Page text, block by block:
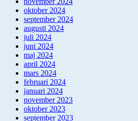
oktober 2024
september 2024
augusti 2024
juli 2024
juni 2024
maj 2024
april 2024
mars 2024
februari 2024
januari 2024
november 2023
oktober 2023
september 2023